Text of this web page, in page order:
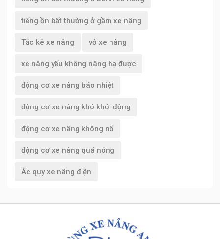
tiếng ồn bất thường ở gầm xe nâng
Tắc kê xe nâng vỏ xe nâng
xe nâng yếu không nâng hạ được
động cơ xe nâng báo nhiệt
động cơ xe nâng khó khởi động
động cơ xe nâng không nổ
động cơ xe nâng quá nóng
Ắc quy xe nâng điện